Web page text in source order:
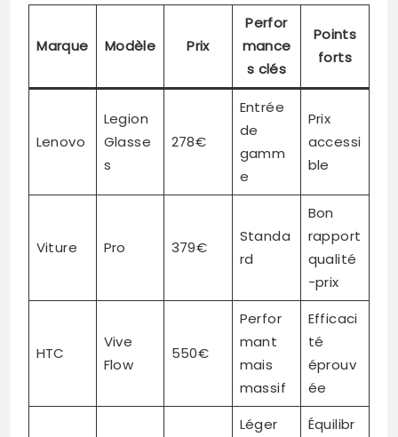
Marque Modèle Prix
Perfor
mance
s clés
Points
forts
Lenovo
Legion
Glasse
s
278€
Entrée
de
gamm
e
Prix
accessi
ble
Viture Pro 379€
Standa
rd
Bon
rapport
qualité
-prix
HTC
Vive
Flow
550€
Perfor
mant
mais
massif
Efficaci
té
éprouv
ée
Léger
Équilibr